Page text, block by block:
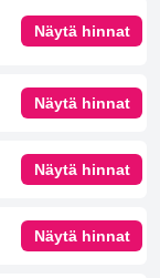
Näytä hinnat
Näytä hinnat
Näytä hinnat
Näytä hinnat